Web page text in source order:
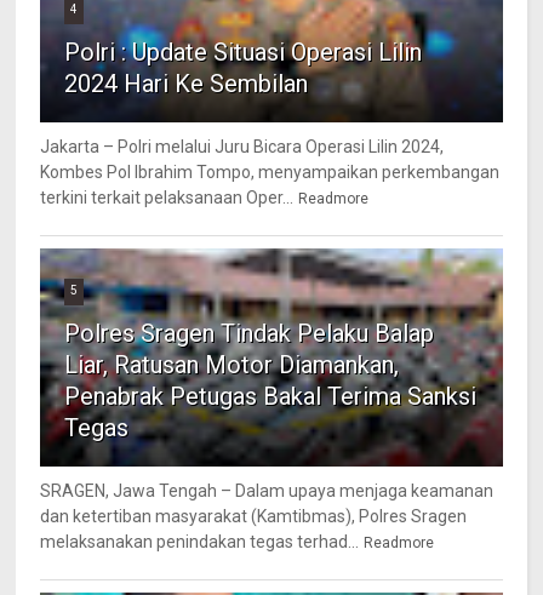
4
Polri : Update Situasi Operasi Lilin
2024 Hari Ke Sembilan
Jakarta – Polri melalui Juru Bicara Operasi Lilin 2024,
Kombes Pol Ibrahim Tompo, menyampaikan perkembangan
terkini terkait pelaksanaan Oper...
Readmore
5
Polres Sragen Tindak Pelaku Balap
Liar, Ratusan Motor Diamankan,
Penabrak Petugas Bakal Terima Sanksi
Tegas
SRAGEN, Jawa Tengah – Dalam upaya menjaga keamanan
dan ketertiban masyarakat (Kamtibmas), Polres Sragen
melaksanakan penindakan tegas terhad...
Readmore